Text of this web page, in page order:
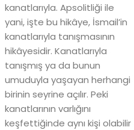
kanatlarıyla. Apsolitliği ile
yani, işte bu hikâye, İsmail’in
kanatlarıyla tanışmasının
hikâyesidir. Kanatlarıyla
tanışmış ya da bunun
umuduyla yaşayan herhangi
birinin seyrine açılır. Peki
kanatlarının varlığını
keşfettiğinde aynı kişi olabilir